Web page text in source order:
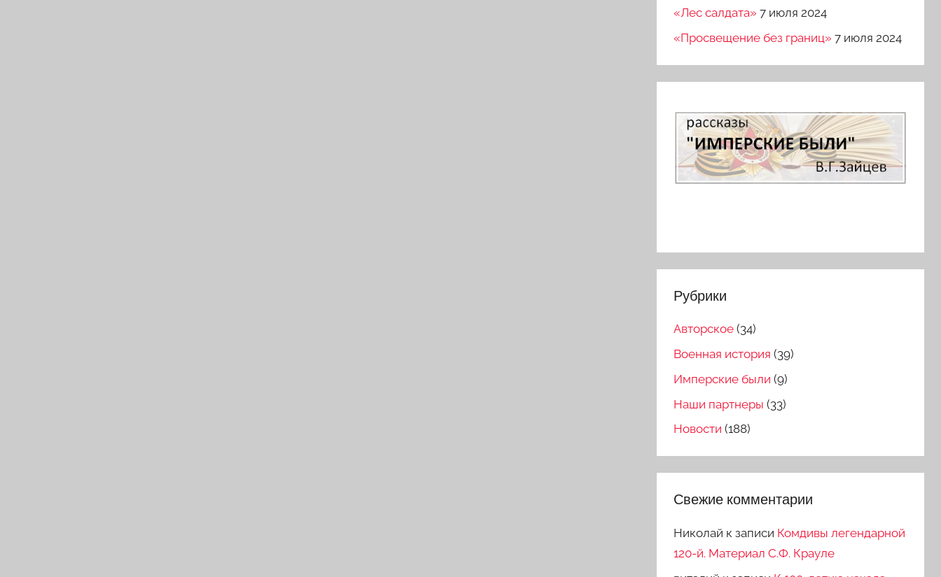
«Лес салдата» 7 июля 2024
«Просвещение без границ» 7 июля 2024
Рубрики
Авторское (34)
Военная история (39)
Имперские были (9)
Наши партнеры (33)
Новости (188)
Свежие комментарии
Николай к записи Комдивы легендарной
120-й. Материал С.Ф. Крауле